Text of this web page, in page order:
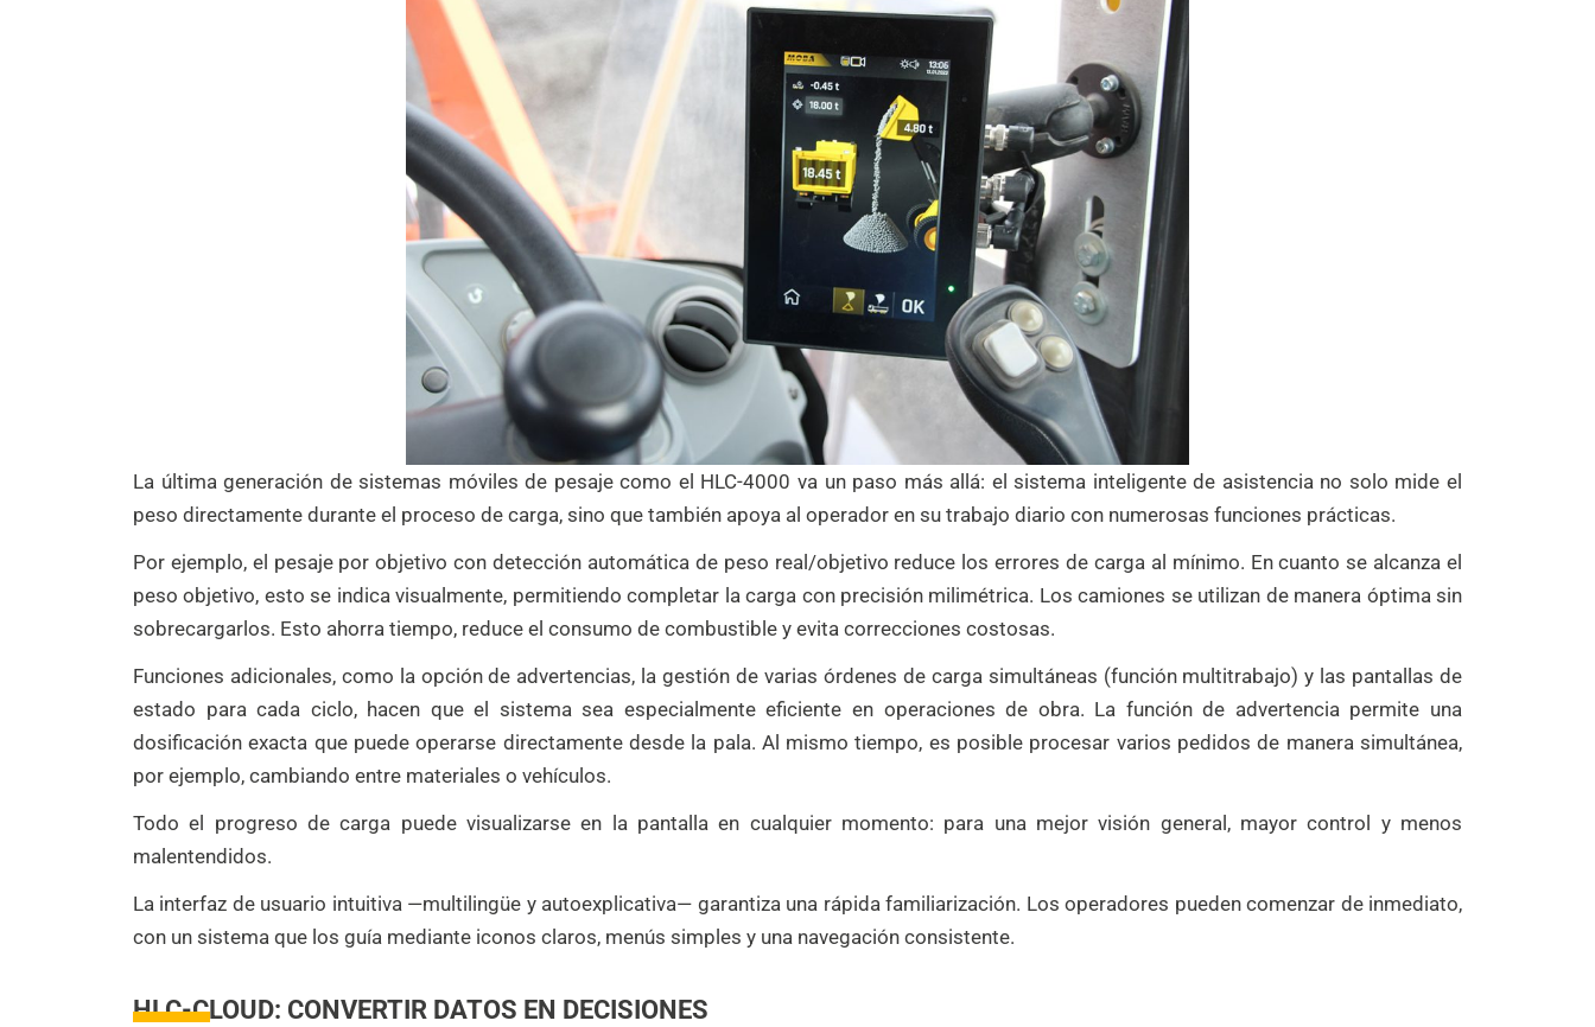
La última generación de sistemas móviles de pesaje como el HLC-4000 va un paso más allá: el sistema inteligente de asistencia no solo mide el
peso directamente durante el proceso de carga, sino que también apoya al operador en su trabajo diario con numerosas funciones prácticas.
Por ejemplo, el pesaje por objetivo con detección automática de peso real/objetivo reduce los errores de carga al mínimo. En cuanto se alcanza el
peso objetivo, esto se indica visualmente, permitiendo completar la carga con precisión milimétrica. Los camiones se utilizan de manera óptima sin
sobrecargarlos. Esto ahorra tiempo, reduce el consumo de combustible y evita correcciones costosas.
Funciones adicionales, como la opción de advertencias, la gestión de varias órdenes de carga simultáneas (función multitrabajo) y las pantallas de
estado para cada ciclo, hacen que el sistema sea especialmente eficiente en operaciones de obra. La función de advertencia permite una
dosificación exacta que puede operarse directamente desde la pala. Al mismo tiempo, es posible procesar varios pedidos de manera simultánea,
por ejemplo, cambiando entre materiales o vehículos.
Todo el progreso de carga puede visualizarse en la pantalla en cualquier momento: para una mejor visión general, mayor control y menos
malentendidos.
La interfaz de usuario intuitiva —multilingüe y autoexplicativa— garantiza una rápida familiarización. Los operadores pueden comenzar de inmediato,
con un sistema que los guía mediante iconos claros, menús simples y una navegación consistente.
HLC-CLOUD: CONVERTIR DATOS EN DECISIONES